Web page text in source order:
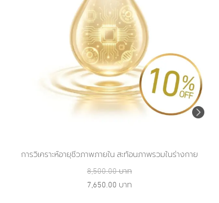
การวิเคราะห์อายุชีวภาพภายใน สะท้อนภาพรวมในร่างกาย
8,500.00 บาท
7,650.00 บาท